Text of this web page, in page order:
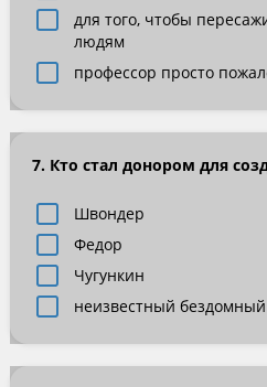
для того, чтобы
людям
профессор просто
7. Кто стал донором для
Швондер
Федор
Чугункин
неизвестный бездомный